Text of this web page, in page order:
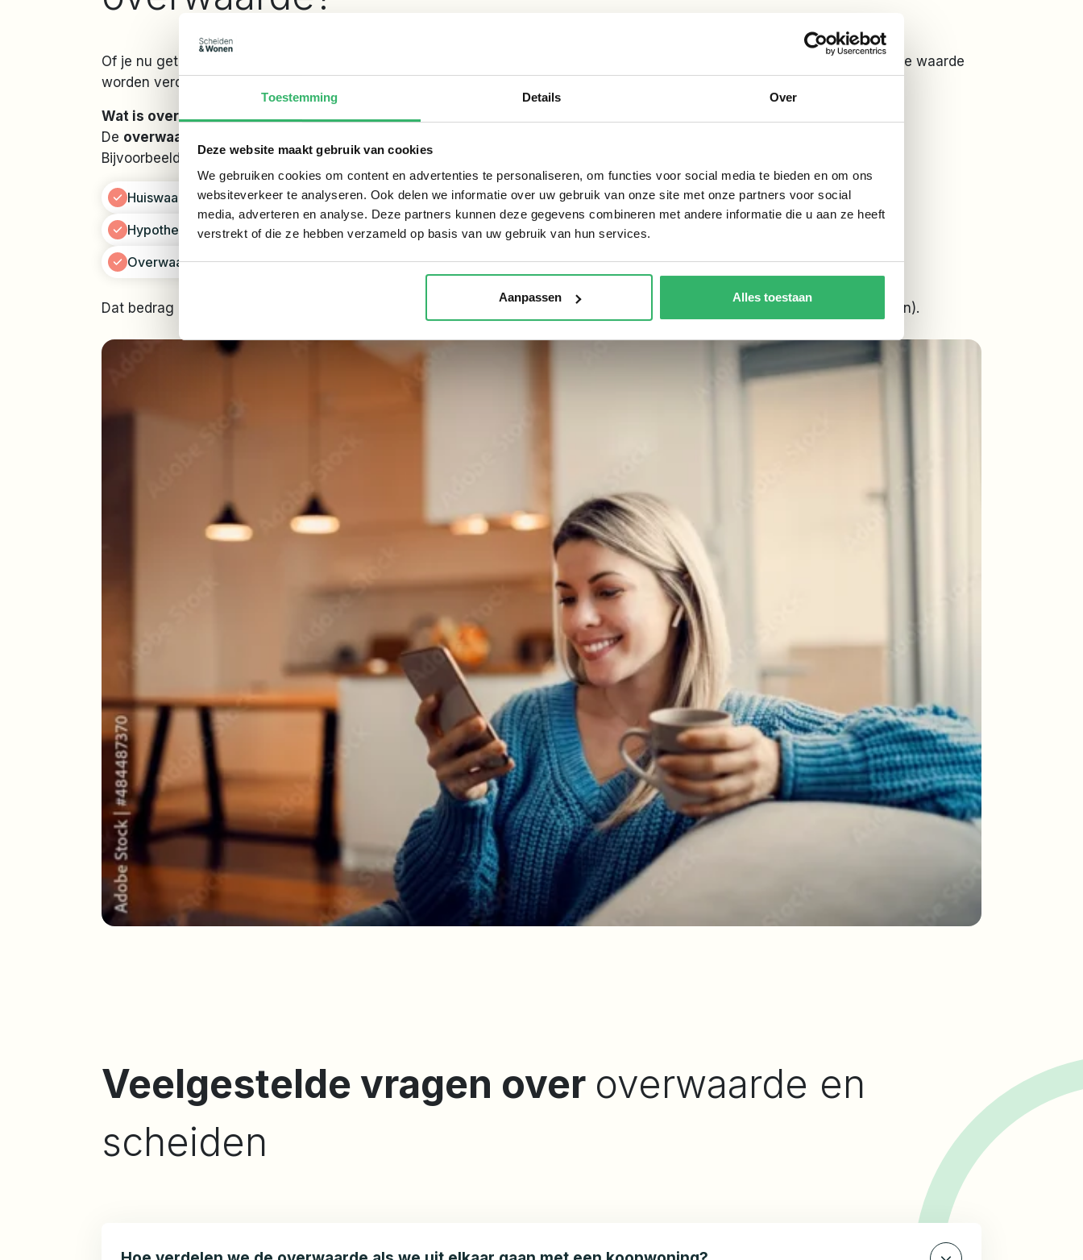
Toestemming Details Over
Deze website maakt gebruik van cookies
We gebruiken cookies om content en advertenties te personaliseren, om functies voor social media te bieden en om ons
websiteverkeer te analyseren. Ook delen we informatie over uw gebruik van onze site met onze partners voor social
media, adverteren en analyse. Deze partners kunnen deze gegevens combineren met andere informatie die u aan ze heeft
verstrekt of die ze hebben verzameld op basis van uw gebruik van hun services.
Aanpassen Alles toestaan
Of je nu getrouwd bent, een samenlevingscontract hebt of geen van beide, bij het uit elkaar gaan met een koophuis moet de waarde
worden verdeeld. Maar hoe werkt dat precies?
Wat is overwaarde?
De overwaarde
Bijvoorbeeld:
Huiswaarde: €400.000
Hypotheek: €280.000
Overwaarde: €120.000
Dat bedrag is van jullie samen. Maar hoe je het verdeelt, hangt af van de afspraken die je hebt gemaakt (of nog moet maken).
Veelgestelde vragen over overwaarde en
scheiden